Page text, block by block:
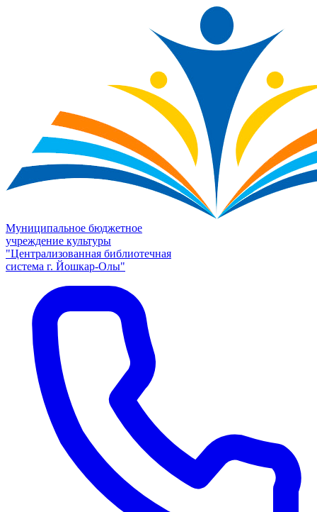
Муниципальное бюджетное
учреждение культуры
"Централизованная библиотечная
система г. Йошкар-Олы"